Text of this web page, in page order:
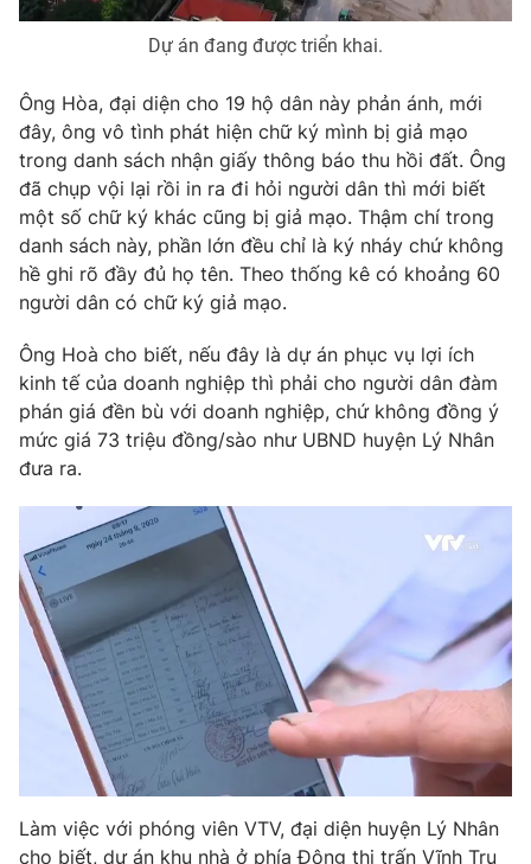
Infographic
Video Shorts video
VTV Money VTV Thể thao
VTV Sức khoẻ Bất động sản
Thị trường 24h Tấm lòng Việt
VTV4 Vươn mình bằng AI
VTV9
Liên hệ tòa soạn
THỜI BÁO VTV
Theo dõi báo trên
Cơ quan chủ quản:Đài Truyền hình Việt Nam
Dự án đang được triển khai.
Ông Hòa, đại diện cho 19 hộ dân này phản ánh, mới
đây, ông vô tình phát hiện chữ ký mình bị giả mạo
trong danh sách nhận giấy thông báo thu hồi đất. Ông
đã chụp vội lại rồi in ra đi hỏi người dân thì mới biết
một số chữ ký khác cũng bị giả mạo. Thậm chí trong
danh sách này, phần lớn đều chỉ là ký nháy chứ không
hề ghi rõ đầy đủ họ tên. Theo thống kê có khoảng 60
người dân có chữ ký giả mạo.
Ông Hoà cho biết, nếu đây là dự án phục vụ lợi ích
kinh tế của doanh nghiệp thì phải cho người dân đàm
phán giá đền bù với doanh nghiệp, chứ không đồng ý
mức giá 73 triệu đồng/sào như UBND huyện Lý Nhân
đưa ra.
Làm việc với phóng viên VTV, đại diện huyện Lý Nhân
cho biết, dự án khu nhà ở phía Đông thị trấn Vĩnh Trụ